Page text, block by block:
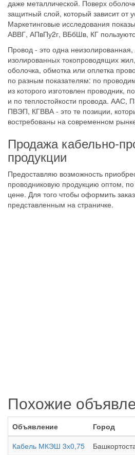
даже металлической. Поверх
защитный слой, который зависит от
Маркетинговые исследования
АВВГ, АПвПу2г, ВБбШв, КГ
Провод - это одна
изолированных токопроводящих
оболочка, обмотка или оплетка
по разным показателям: по
из которого изготовлен проводник,
и по теплостойкости провода.
ПВЭП, КГВВА - это те позиции,
востребованы на современном
Продажа кабельно-
продукции
Предоставляю возможность
проводниковую продукцию оптом,
цене. Для того чтобы оформить
представленным на страничке.
Похожие
Объявление Город
Кабель МКЭШ 3х0,75